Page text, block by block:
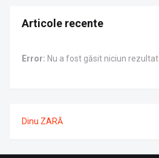
Articole recente
Error: Nu a fost găsit niciun rezultat
Dinu ZARĂ